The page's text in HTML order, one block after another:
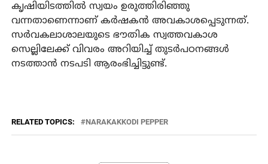
കൃഷിയിടത്തില്‍ സ്വയം ഉരുത്തിരിഞ്ഞു
വന്നതാണെന്നാണ് കര്‍ഷകന്‍ അവകാശപ്പെടുന്നത്.
സര്‍വകലാശാലയുടെ ഭൗതിക സ്വത്തവകാശ
സെല്ലിലേക്ക് വിവരം അറിയിച്ച് തുടര്‍പഠനങ്ങള്‍
നടത്താന്‍ നടപടി ആരംഭിച്ചിട്ടുണ്ട്.
RELATED TOPICS: NARAKAKKODI PEPPER